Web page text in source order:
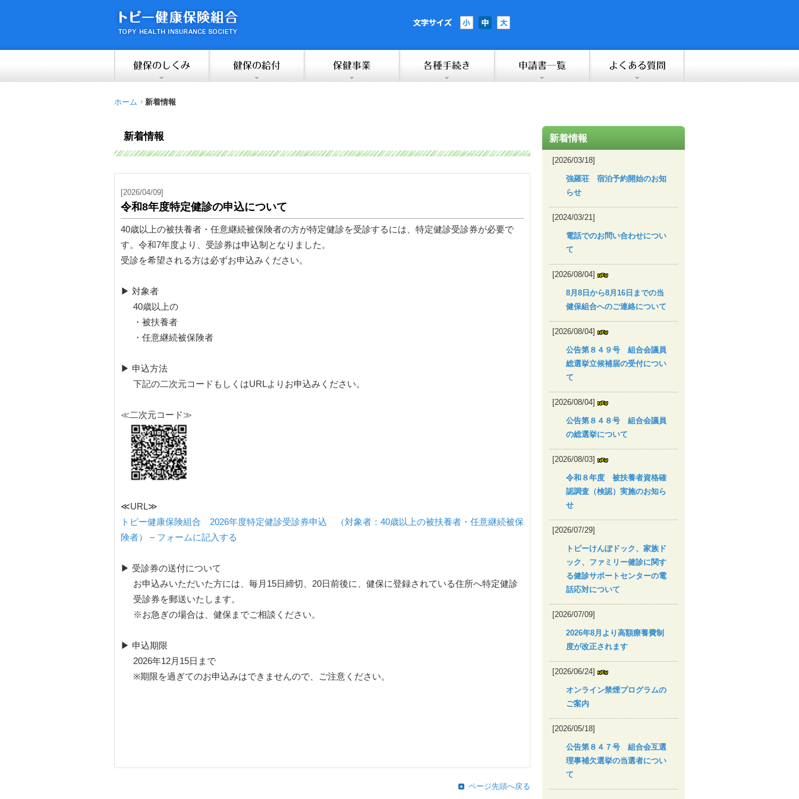
ホーム 新着情報
新着情報
[2026/04/09]
令和8年度特定健診の申込について
40歳以上の被扶養者・任意継続被保険者の方が特定健診を受診するには、特定健診受診券が必要で
す。令和7年度より、受診券は申込制となりました。
受診を希望される方は必ずお申込みください。
▶ 対象者
40歳以上の
・被扶養者
・任意継続被保険者
▶ 申込方法
下記の二次元コードもしくはURLよりお申込みください。
≪二次元コード≫
≪URL≫
トピー健康保険組合 2026年度特定健診受診券申込 （対象者：40歳以上の被扶養者・任意継続被保
険者） – フォーム​に記入する
▶ 受診券の送付について
お申込みいただいた方には、毎月15日締切、20日前後に、健保に登録されている住所へ特定健診
受診券を郵送いたします。
※お急ぎの場合は、健保までご相談ください。
▶ 申込期限
2026年12月15日まで
※期限を過ぎてのお申込みはできませんので、ご注意ください。
ページ先頭へ戻る
新着情報
[2026/03/18]
強羅荘 宿泊予約開始のお知
らせ
[2024/03/21]
電話でのお問い合わせについ
て
[2026/08/04]
8月8日から8月16日までの当
健保組合へのご連絡について
[2026/08/04]
公告第８４９号 組合会議員
総選挙立候補届の受付につい
て
[2026/08/04]
公告第８４８号 組合会議員
の総選挙について
[2026/08/03]
令和８年度 被扶養者資格確
認調査（検認）実施のお知ら
せ
[2026/07/29]
トピーけんぽドック、家族ド
ック、ファミリー健診に関す
る健診サポートセンターの電
話応対について
[2026/07/09]
2026年8月より高額療養費制
度が改正されます
[2026/06/24]
オンライン禁煙プログラムの
ご案内
[2026/05/18]
公告第８４７号 組合会互選
理事補欠選挙の当選者につい
て